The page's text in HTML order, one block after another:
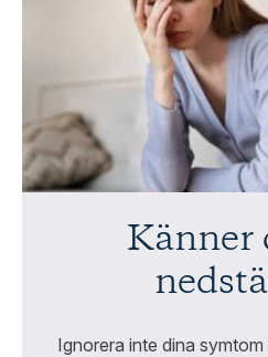
Känner
Ignorera inte dina